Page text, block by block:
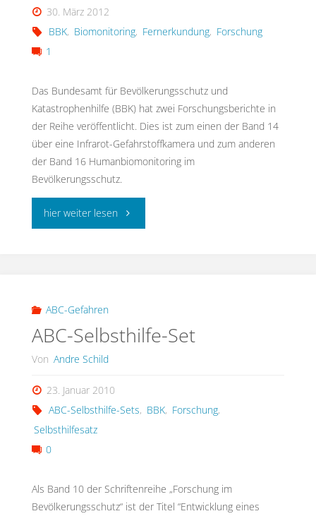
30. März 2012
BBK, Biomonitoring, Fernerkundung, Forschung
1
Das Bundesamt für Bevölkerungsschutz und
Katastrophenhilfe (BBK) hat zwei Forschungsberichte in
der Reihe veröffentlicht. Dies ist zum einen der Band 14
über eine Infrarot-Gefahrstoffkamera und zum anderen
der Band 16 Humanbiomonitoring im
Bevölkerungsschutz.
hier weiter lesen"Forschung
neue
ABC-Gefahren
ABC-Selbsthilfe-Set
Von Andre Schild
23. Januar 2010
ABC-Selbsthilfe-Sets, BBK, Forschung,
Selbsthilfesatz
0
Als Band 10 der Schriftenreihe „Forschung im
Bevölkerungsschutz“ ist der Titel “Entwicklung eines